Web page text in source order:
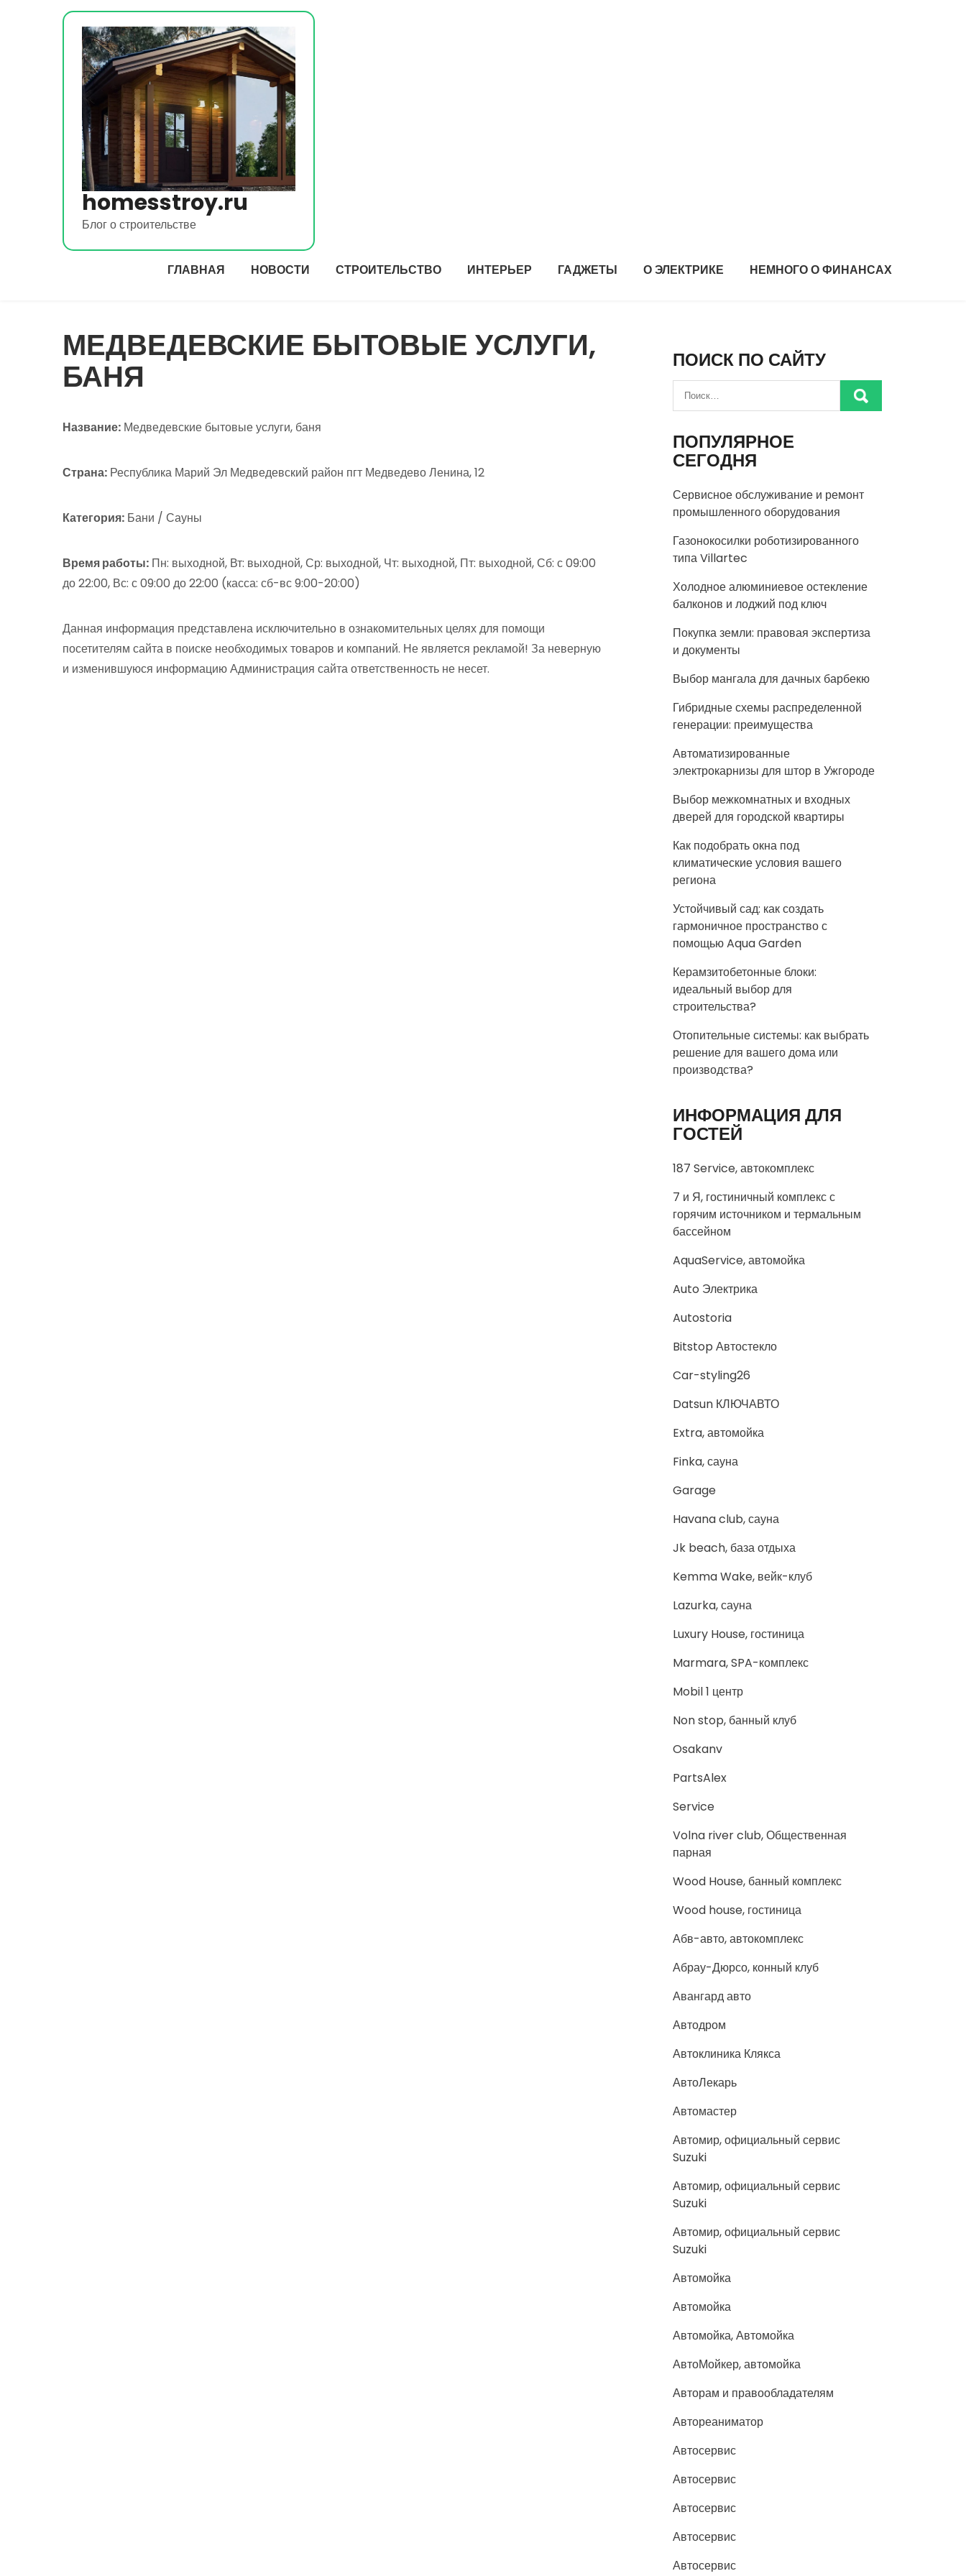
homesstroy.ru
Блог о строительстве
ГЛАВНАЯ НОВОСТИ СТРОИТЕЛЬСТВО ИНТЕРЬЕР ГАДЖЕТЫ О ЭЛЕКТРИКЕ НЕМНОГО О ФИНАНСАХ
МЕДВЕДЕВСКИЕ БЫТОВЫЕ УСЛУГИ,
БАНЯ
Название: Медведевские бытовые услуги, баня
Страна: Республика Марий Эл Медведевский район пгт Медведево Ленина, 12
Категория: Бани / Сауны
Время работы: Пн: выходной, Вт: выходной, Ср: выходной, Чт: выходной, Пт: выходной, Сб: с 09:00
до 22:00, Вс: с 09:00 до 22:00 (касса: сб-вс 9:00-20:00)
Данная информация представлена исключительно в ознакомительных целях для помощи
посетителям сайта в поиске необходимых товаров и компаний. Не является рекламой! За неверную
и изменившуюся информацию Администрация сайта ответственность не несет.
ПОИСК ПО САЙТУ
ПОПУЛЯРНОЕ
СЕГОДНЯ
Сервисное обслуживание и ремонт
промышленного оборудования
Газонокосилки роботизированного
типа Villartec
Холодное алюминиевое остекление
балконов и лоджий под ключ
Покупка земли: правовая экспертиза
и документы
Выбор мангала для дачных барбекю
Гибридные схемы распределенной
генерации: преимущества
Автоматизированные
электрокарнизы для штор в Ужгороде
Выбор межкомнатных и входных
дверей для городской квартиры
Как подобрать окна под
климатические условия вашего
региона
Устойчивый сад: как создать
гармоничное пространство с
помощью Aqua Garden
Керамзитобетонные блоки:
идеальный выбор для
строительства?
Отопительные системы: как выбрать
решение для вашего дома или
производства?
ИНФОРМАЦИЯ ДЛЯ
ГОСТЕЙ
187 Service, автокомплекс
7 и Я, гостиничный комплекс с
горячим источником и термальным
бассейном
AquaService, автомойка
Auto Электрика
Autostoria
Bitstop Автостекло
Car-styling26
Datsun КЛЮЧАВТО
Extra, автомойка
Finka, сауна
Garage
Havana club, сауна
Jk beach, база отдыха
Kemma Wake, вейк-клуб
Lazurka, сауна
Luxury House, гостиница
Marmara, SPA-комплекс
Mobil 1 центр
Non stop, банный клуб
Osakanv
PartsAlex
Service
Volna river club, Общественная
парная
Wood House, банный комплекс
Wood house, гостиница
Абв-авто, автокомплекс
Абрау-Дюрсо, конный клуб
Авангард авто
Автодром
Автоклиника Клякса
АвтоЛекарь
Автомастер
Автомир, официальный сервис
Suzuki
Автомир, официальный сервис
Suzuki
Автомир, официальный сервис
Suzuki
Автомойка
Автомойка
Автомойка, Автомойка
АвтоМойкер, автомойка
Авторам и правообладателям
Автореаниматор
Автосервис
Автосервис
Автосервис
Автосервис
Автосервис